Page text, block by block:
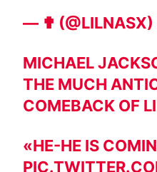
— ✟ (@LILNASX)
MICHAEL
THE MUCH
COMEBACK OF
«HE-HE IS